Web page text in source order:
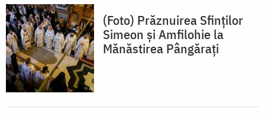
(Foto) Prăznuirea Sfinților
Simeon și Amfilohie la
Mănăstirea Pângărați